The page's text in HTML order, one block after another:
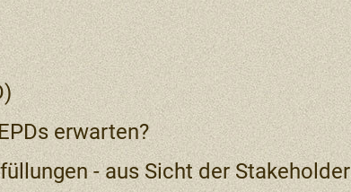
erwarten?
- aus Sicht der Stakeholder